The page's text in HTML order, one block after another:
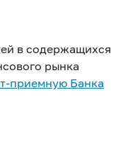
в содержащихся
рынка
приемную Банка